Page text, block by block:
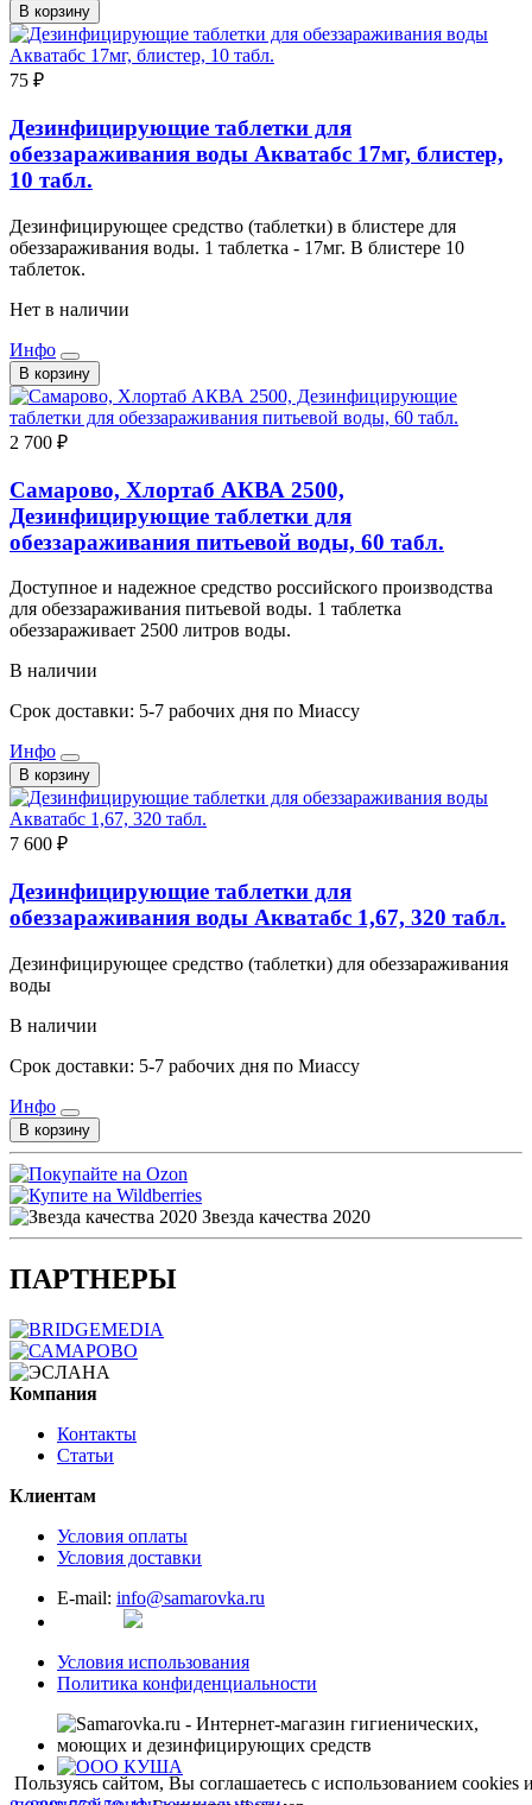
Пользуясь сайтом, Вы соглашаетесь с использованием сookies
В корзину
75 ₽
Дезинфицирующие таблетки для
обеззараживания воды Акватабс 17мг, блистер,
10 табл.
Дезинфицирующее средство (таблетки) в блистере для
обеззараживания воды. 1 таблетка - 17мг. В блистере 10
таблеток.
Нет в наличии
Инфо
В корзину
2 700 ₽
Самарово, Хлортаб АКВА 2500,
Дезинфицирующие таблетки для
обеззараживания питьевой воды, 60 табл.
Доступное и надежное средство российского производства
для обеззараживания питьевой воды. 1 таблетка
обеззараживает 2500 литров воды.
В наличии
Срок доставки: 5-7 рабочих дня по Миассу
Инфо
В корзину
7 600 ₽
Дезинфицирующие таблетки для
обеззараживания воды Акватабс 1,67, 320 табл.
Дезинфицирующее средство (таблетки) для обеззараживания
воды
В наличии
Срок доставки: 5-7 рабочих дня по Миассу
Инфо
В корзину
Звезда качества 2020
ПАРТНЕРЫ
Компания
Контакты
Статьи
Клиентам
Условия оплаты
Условия доставки
E-mail: info@samarovka.ru
Условия использования
Политика конфиденциальности